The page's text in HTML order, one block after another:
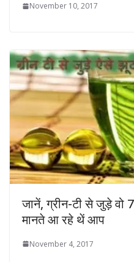
November 10, 2017
जानें, ग्रीन-टी से जुड़े
मानते आ रहे थें आप
November 4, 2017